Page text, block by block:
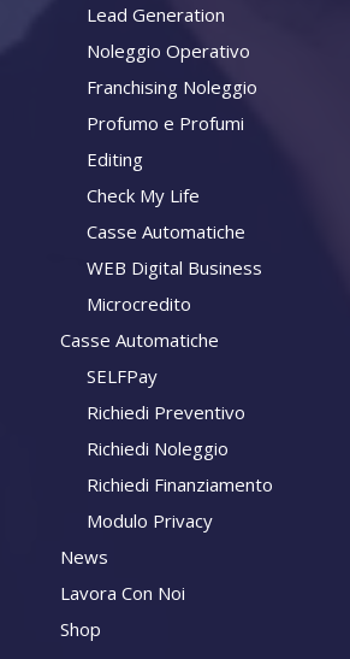
Lead Generation
Noleggio Operativo
Franchising Noleggio
Profumo e Profumi
Editing
Check My Life
Casse Automatiche
WEB Digital Business
Microcredito
Casse Automatiche
SELFPay
Richiedi Preventivo
Richiedi Noleggio
Richiedi Finanziamento
Modulo Privacy
News
Lavora Con Noi
Shop